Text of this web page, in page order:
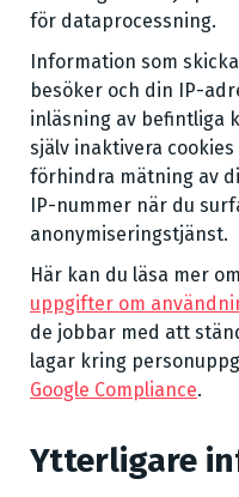
för dataprocessning.
Information som
besöker och din IP-
inläsning av befintliga
själv inaktivera
förhindra mätning av
IP-nummer när du
anonymiseringstjänst.
Här kan du läsa mer om
uppgifter om
de jobbar med att
lagar kring
Google Compliance.
Ytterligare